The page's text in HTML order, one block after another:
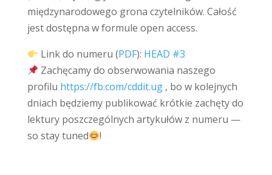
międzynarodowego grona czytelników. Całość
jest dostępna w formule open access.
Link do numeru (PDF): HEAD #3
Zachęcamy do obserwowania naszego
profilu https://fb.com/cddit.ug, bo w kolejnych
dniach będziemy publikować krótkie zachęty do
lektury poszczególnych artykułów z numeru —
so stay tuned
!